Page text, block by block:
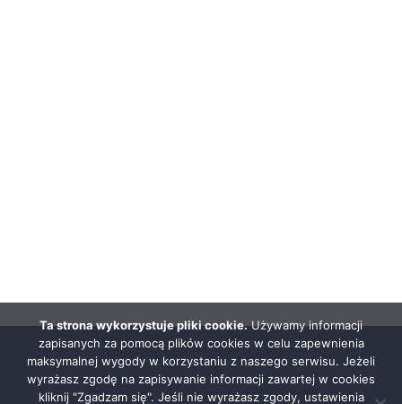
Ta strona wykorzystuje pliki cookie.Używamy informacji
zapisanych za pomocą plików cookies w celu zapewnienia
maksymalnej wygody w korzystaniu z naszego serwisu. Jeżeli
wyrażasz zgodę na zapisywanie informacji zawartej w cookies
kliknij "Zgadzam się". Jeśli nie wyrażasz zgody, ustawienia